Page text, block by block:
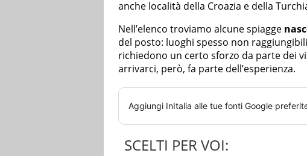
anche località della Croazia e della
Nell’elenco troviamo alcune spiagge
del posto: luoghi spesso non
richiedono un certo sforzo da parte dei
arrivarci, però, fa parte dell’esperienza.
Aggiungi InItalia alle tue fonti Google
SCELTI PER VOI: